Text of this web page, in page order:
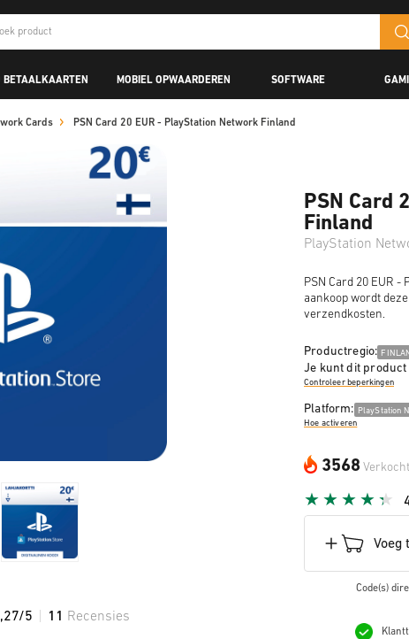
BETAALKAARTEN MOBIEL OPWAARDEREN SOFTWARE
Cards PSN Card 20 EUR - PlayStation Network Finland
5 11 Recensies
PSN Card
Finland
PlayStation
PSN Card 20 EUR
aankoop wordt
verzendkosten.
Productregio:
Je kunt dit
Controleer beperkingen
Platform: PlayStation
Hoe activeren
3568
Voeg
Code(s)